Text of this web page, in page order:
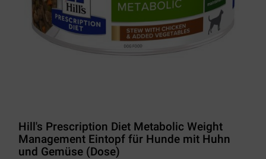
Hill's Prescription Diet Metabolic Weight
Management Eintopf für Hunde mit Huhn
und Gemüse (Dose)